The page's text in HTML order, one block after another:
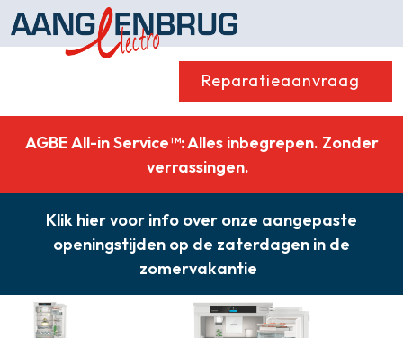
Reparatieaanvraag
Koelen & Vriezen
Koken
Koffiemachines
Professioneel
Stofzuigers
Quooker
Klein huishoudelijk
Combikorting
AGBE All-in Service™: Alles inbegrepen. Zonder
verrassingen.
Klik hier voor info over onze aangepaste
openingstijden op de zaterdagen in de
zomervakantie